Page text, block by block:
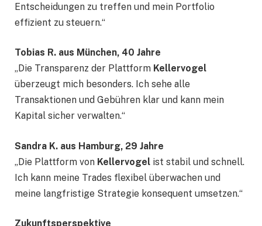
Entscheidungen zu treffen und mein Portfolio
effizient zu steuern.“
Tobias R. aus München, 40 Jahre
„Die Transparenz der Plattform Kellervogel
überzeugt mich besonders. Ich sehe alle
Transaktionen und Gebühren klar und kann mein
Kapital sicher verwalten.“
Sandra K. aus Hamburg, 29 Jahre
„Die Plattform von Kellervogel ist stabil und schnell.
Ich kann meine Trades flexibel überwachen und
meine langfristige Strategie konsequent umsetzen.“
Zukunftsperspektive